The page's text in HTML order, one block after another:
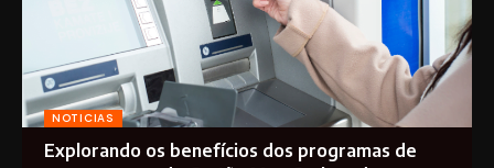
NOTICIAS
Explorando os benefícios dos programas de